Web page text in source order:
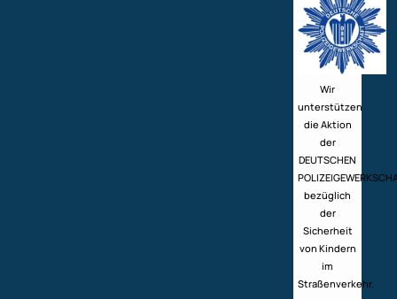
Wir
unterstützen
die Aktion
der
DEUTSCHEN
bezüglich
der
Sicherheit
von Kindern
im
Straßenverkehr.